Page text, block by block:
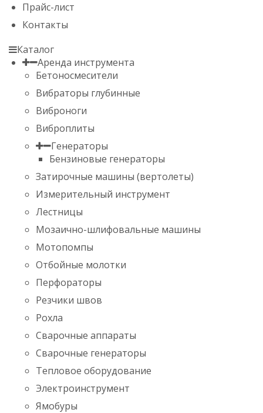
Прайс-лист
Контакты
Каталог
Аренда инструмента
Бетоносмесители
Вибраторы глубинные
Виброноги
Виброплиты
Генераторы
Бензиновые генераторы
Затирочные машины (вертолеты)
Измерительный инструмент
Лестницы
Мозаично-шлифовальные машины
Мотопомпы
Отбойные молотки
Перфораторы
Резчики швов
Рохла
Сварочные аппараты
Сварочные генераторы
Тепловое оборудование
Электроинструмент
Ямобуры